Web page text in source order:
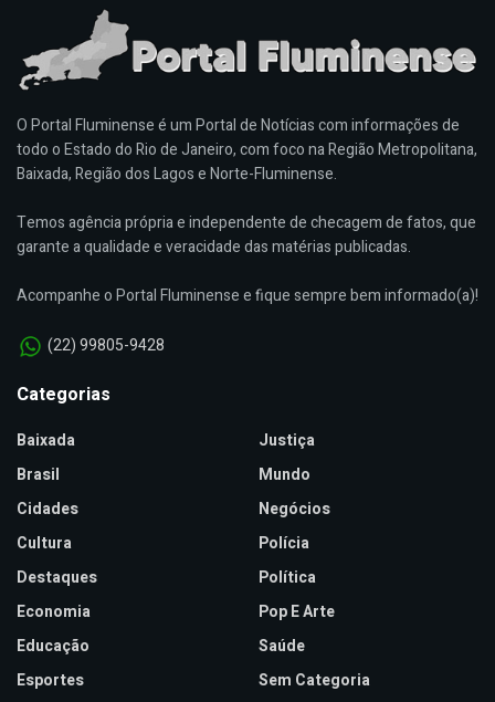
O Portal Fluminense é um Portal de Notícias com informações de
todo o Estado do Rio de Janeiro, com foco na Região Metropolitana,
Baixada, Região dos Lagos e Norte-Fluminense.
Temos agência própria e independente de checagem de fatos, que
garante a qualidade e veracidade das matérias publicadas.
Acompanhe o Portal Fluminense e fique sempre bem informado(a)!
(22) 99805-9428
Categorias
Baixada
Brasil
Cidades
Cultura
Destaques
Economia
Educação
Esportes
Justiça
Mundo
Negócios
Polícia
Política
Pop E Arte
Saúde
Sem Categoria